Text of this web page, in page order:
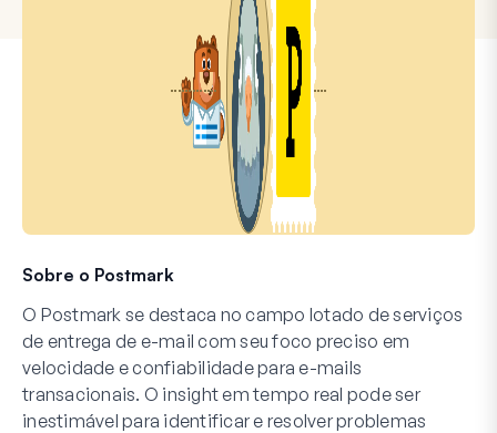
Sobre o Postmark
O Postmark se destaca no campo lotado de serviços
de entrega de e-mail com seu foco preciso em
velocidade e confiabilidade para e-mails
transacionais. O insight em tempo real pode ser
inestimável para identificar e resolver problemas